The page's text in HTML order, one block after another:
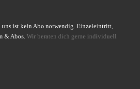
uns ist kein Abo notwendig. Einzeleintritt,
& Abos. Wir beraten dich gerne individuell